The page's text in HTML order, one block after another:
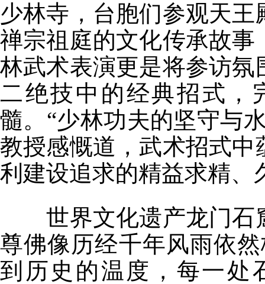
少林寺，台胞们参观天
禅宗祖庭的文化传承故
林武术表演更是将参访
二绝技中的经典招式，
髓。“少林功夫的坚守与
教授感慨道，武术招式
利建设追求的精益求精、
世界文化遗产龙门石
尊佛像历经千年风雨依
到历史的温度，每一处